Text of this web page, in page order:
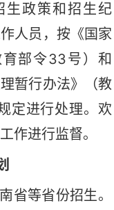
生政策和招生纪
人员，按《国家
部令33号）和
暂行办法》（教
定进行处理。欢
工作进行监督。
省等省份招生。